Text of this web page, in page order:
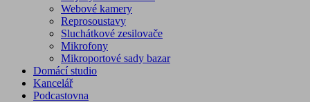
Webové kamery
Reprosoustavy
Sluchátkové zesilovače
Mikrofony
Mikroportové sady bazar
Domácí studio
Kancelář
Podcastovna